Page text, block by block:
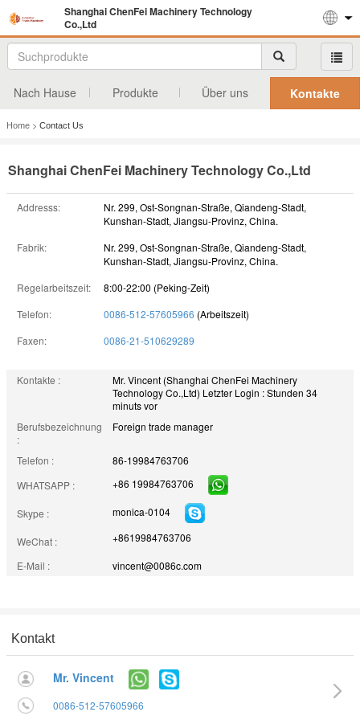
Shanghai ChenFei Machinery Technology
Co.,Ltd
Nach Hause Produkte Über uns Kontakte
Home > Contact Us
Shanghai ChenFei Machinery Technology Co.,Ltd
Addresss:
Nr. 299, Ost-Songnan-Straße, Qiandeng-Stadt,
Kunshan-Stadt, Jiangsu-Provinz, China.
Fabrik:
Nr. 299, Ost-Songnan-Straße, Qiandeng-Stadt,
Kunshan-Stadt, Jiangsu-Provinz, China.
Regelarbeitszeit:
8:00-22:00 (Peking-Zeit)
Telefon:
0086-512-57605966 (Arbeitszeit)
Faxen:
0086-21-510629289
Kontakte :
Mr. Vincent (Shanghai ChenFei Machinery
Technology Co.,Ltd) Letzter Login : Stunden 34
minuts vor
Berufsbezeichnung
:
Foreign trade manager
Telefon :
86-19984763706
WHATSAPP :
+86 19984763706
Skype : monica-0104
WeChat : +8619984763706
E-Mail : vincent@0086c.com
Kontakt
Mr. Vincent
0086-512-57605966